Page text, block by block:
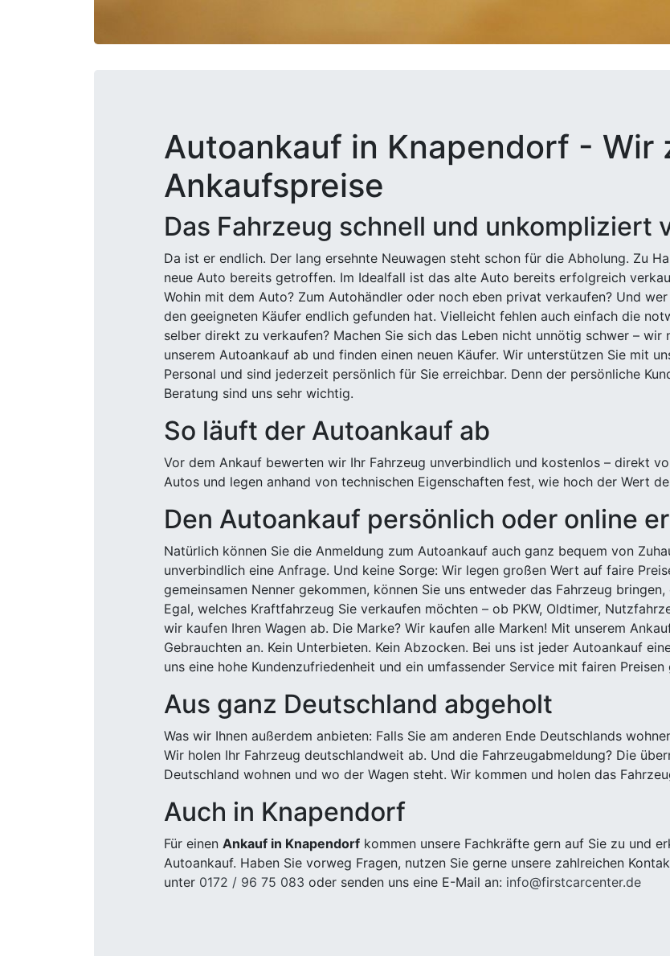
Autoankauf in Knapendorf - Wir
Ankaufspreise
Das Fahrzeug schnell und unkompliziert
Da ist er endlich. Der lang ersehnte Neuwagen steht schon für die Abholung. Zu
neue Auto bereits getroffen. Im Idealfall ist das alte Auto bereits erfolgreich
Wohin mit dem Auto? Zum Autohändler oder noch eben privat verkaufen? Und
den geeigneten Käufer endlich gefunden hat. Vielleicht fehlen auch einfach die
selber direkt zu verkaufen? Machen Sie sich das Leben nicht unnötig schwer – wir
unserem Autoankauf ab und finden einen neuen Käufer. Wir unterstützen Sie mit
Personal und sind jederzeit persönlich für Sie erreichbar. Denn der persönliche
Beratung sind uns sehr wichtig.
So läuft der Autoankauf ab
Vor dem Ankauf bewerten wir Ihr Fahrzeug unverbindlich und kostenlos – direkt
Autos und legen anhand von technischen Eigenschaften fest, wie hoch der Wert
Den Autoankauf persönlich oder online
Natürlich können Sie die Anmeldung zum Autoankauf auch ganz bequem von
unverbindlich eine Anfrage. Und keine Sorge: Wir legen großen Wert auf faire
gemeinsamen Nenner gekommen, können Sie uns entweder das Fahrzeug
Egal, welches Kraftfahrzeug Sie verkaufen möchten – ob PKW, Oldtimer,
wir kaufen Ihren Wagen ab. Die Marke? Wir kaufen alle Marken! Mit unserem
Gebrauchten an. Kein Unterbieten. Kein Abzocken. Bei uns ist jeder Autoankauf
uns eine hohe Kundenzufriedenheit und ein umfassender Service mit fairen
Aus ganz Deutschland abgeholt
Was wir Ihnen außerdem anbieten: Falls Sie am anderen Ende Deutschlands
Wir holen Ihr Fahrzeug deutschlandweit ab. Und die Fahrzeugabmeldung? Die
Deutschland wohnen und wo der Wagen steht. Wir kommen und holen das
Auch in Knapendorf
Für einen Ankauf in Knapendorf kommen unsere Fachkräfte gern auf Sie zu und
Autoankauf. Haben Sie vorweg Fragen, nutzen Sie gerne unsere zahlreichen
unter 0172 / 96 75 083 oder senden uns eine E-Mail an: info@firstcarcenter.de